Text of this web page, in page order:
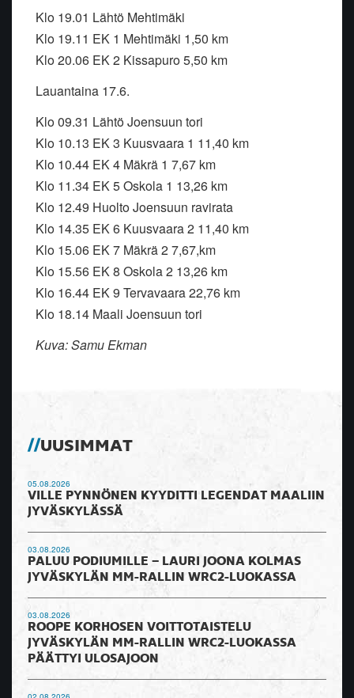
Klo 19.01 Lähtö Mehtimäki
Klo 19.11 EK 1 Mehtimäki 1,50 km
Klo 20.06 EK 2 Kissapuro 5,50 km
Lauantaina 17.6.
Klo 09.31 Lähtö Joensuun tori
Klo 10.13 EK 3 Kuusvaara 1 11,40 km
Klo 10.44 EK 4 Mäkrä 1 7,67 km
Klo 11.34 EK 5 Oskola 1 13,26 km
Klo 12.49 Huolto Joensuun ravirata
Klo 14.35 EK 6 Kuusvaara 2 11,40 km
Klo 15.06 EK 7 Mäkrä 2 7,67,km
Klo 15.56 EK 8 Oskola 2 13,26 km
Klo 16.44 EK 9 Tervavaara 22,76 km
Klo 18.14 Maali Joensuun tori
Kuva: Samu Ekman
UUSIMMAT
05.08.2026
VILLE PYNNÖNEN KYYDITTI LEGENDAT MAALIIN
JYVÄSKYLÄSSÄ
03.08.2026
PALUU PODIUMILLE – LAURI JOONA KOLMAS
JYVÄSKYLÄN MM-RALLIN WRC2-LUOKASSA
03.08.2026
ROOPE KORHOSEN VOITTOTAISTELU
JYVÄSKYLÄN MM-RALLIN WRC2-LUOKASSA
PÄÄTTYI ULOSAJOON